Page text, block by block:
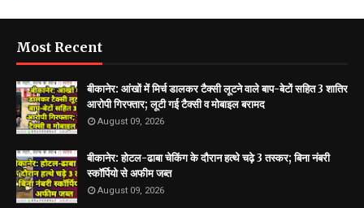
Most Recent
बीकानेर: आंखों में मिर्च डालकर टैक्सी लूटने वाले बाप-बेटों सहित 3 शातिर
आरोपी गिरफ्तार; लूटी गई टैक्सी व मोबाइल बरामद
August 09, 2026
बीकानेर: ​होटल-ढाबा चेकिंग के दौरान हत्थे चढ़े 3 तस्कर; बिना नंबरी
स्कॉर्पियो से अफीम जब्त
August 09, 2026